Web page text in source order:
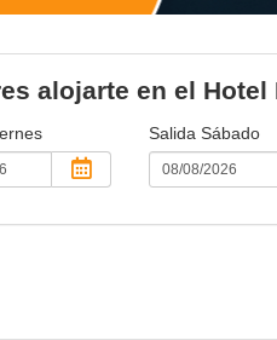
alojarte en el
Salida Sábado